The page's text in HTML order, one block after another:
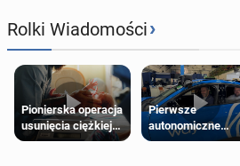
Rolki Wiadomości›
Pionierska operacja
usunięcia ciężkiej
wady wrodzonej
Pierwsze
autonomiczne
Ubery pojawią się